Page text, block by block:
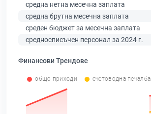
средна нетна месечна заплата
средна брутна месечна заплата
среден бюджет за месечна заплата
средносписъчен персонал за 2024 г.
Финансови Трендове
общо приходи счетоводна печалба